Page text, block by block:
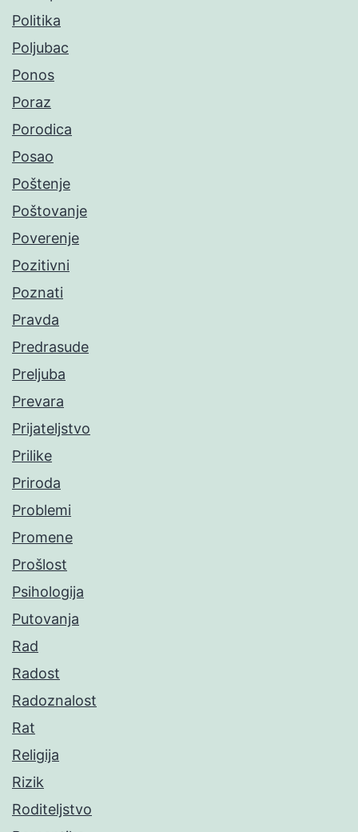
Politika
Poljubac
Ponos
Poraz
Porodica
Posao
Poštenje
Poštovanje
Poverenje
Pozitivni
Poznati
Pravda
Predrasude
Preljuba
Prevara
Prijateljstvo
Prilike
Priroda
Problemi
Promene
Prošlost
Psihologija
Putovanja
Rad
Radost
Radoznalost
Rat
Religija
Rizik
Roditeljstvo